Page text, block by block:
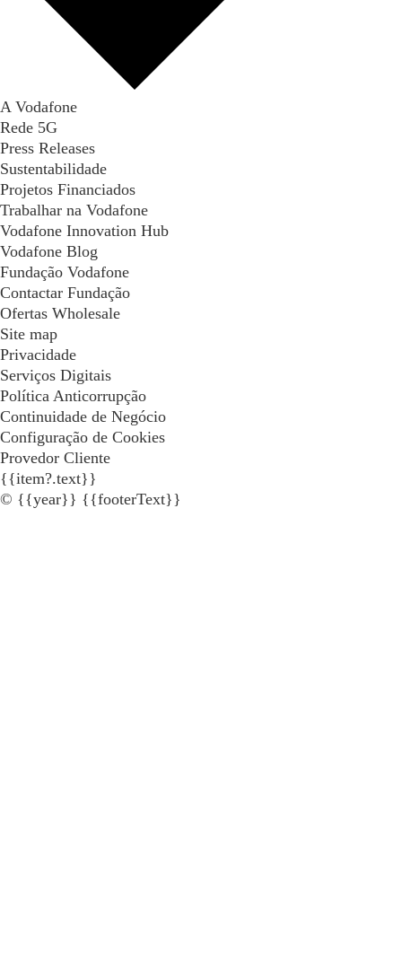
A Vodafone
Rede 5G
Press Releases
Sustentabilidade
Projetos Financiados
Trabalhar na Vodafone
Vodafone Innovation Hub
Vodafone Blog
Fundação Vodafone
Contactar Fundação
Ofertas Wholesale
Site map
Privacidade
Serviços Digitais
Política Anticorrupção
Continuidade de Negócio
Configuração de Cookies
Provedor Cliente
{{item?.text}}
© {{year}} {{footerText}}